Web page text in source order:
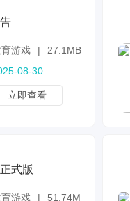
游戏 |
27.1MB
08-30
立即查看
式版
游戏 | 51.74MB